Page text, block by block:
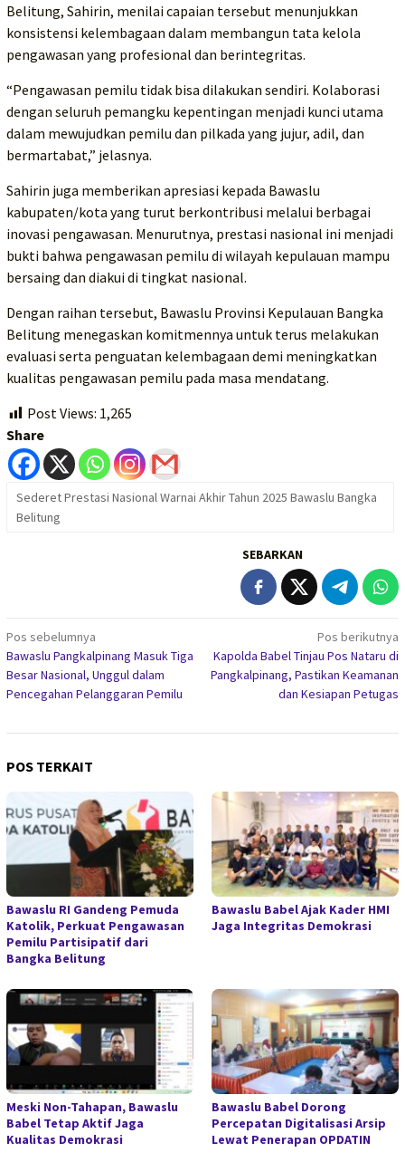
Belitung, Sahirin, menilai capaian tersebut menunjukkan
konsistensi kelembagaan dalam membangun tata kelola
pengawasan yang profesional dan berintegritas.
“Pengawasan pemilu tidak bisa dilakukan sendiri. Kolaborasi
dengan seluruh pemangku kepentingan menjadi kunci utama
dalam mewujudkan pemilu dan pilkada yang jujur, adil, dan
bermartabat,” jelasnya.
Sahirin juga memberikan apresiasi kepada Bawaslu
kabupaten/kota yang turut berkontribusi melalui berbagai
inovasi pengawasan. Menurutnya, prestasi nasional ini menjadi
bukti bahwa pengawasan pemilu di wilayah kepulauan mampu
bersaing dan diakui di tingkat nasional.
Dengan raihan tersebut, Bawaslu Provinsi Kepulauan Bangka
Belitung menegaskan komitmennya untuk terus melakukan
evaluasi serta penguatan kelembagaan demi meningkatkan
kualitas pengawasan pemilu pada masa mendatang.
Post Views: 1,265
Share
Sederet Prestasi Nasional Warnai Akhir Tahun 2025 Bawaslu Bangka
Belitung
SEBARKAN
Navigasi
pos
Pos sebelumnya
Bawaslu Pangkalpinang Masuk Tiga
Besar Nasional, Unggul dalam
Pencegahan Pelanggaran Pemilu
Pos berikutnya
Kapolda Babel Tinjau Pos Nataru di
Pangkalpinang, Pastikan Keamanan
dan Kesiapan Petugas
POS TERKAIT
Bawaslu RI Gandeng Pemuda
Katolik, Perkuat Pengawasan
Pemilu Partisipatif dari
Bangka Belitung
Bawaslu Babel Ajak Kader HMI
Jaga Integritas Demokrasi
Meski Non-Tahapan, Bawaslu
Babel Tetap Aktif Jaga
Kualitas Demokrasi
Bawaslu Babel Dorong
Percepatan Digitalisasi Arsip
Lewat Penerapan OPDATIN